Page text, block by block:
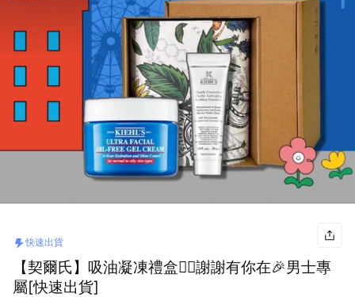
快速出貨
【契爾氏】吸油凝凍禮盒💆‍♂️謝謝有你在🎉男士專
屬[快速出貨]